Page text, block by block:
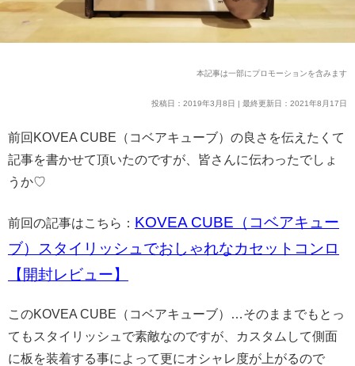
本記事は一部にプロモーションを含みます
投稿日：2019年3月8日 | 最終更新日：2021年8月17日
前回KOVEA CUBE（コベアキューブ）の良さを伝えたくて
記事を書かせて頂いたのですが、皆さんに伝わったでしょ
うか♡
前回の記事はこちら： KOVEA CUBE（コベアキュー
ブ）スタイリッシュでおしゃれなカセットコンロ
【開封レビュー】
このKOVEA CUBE（コベアキューブ）…そのままでもとっ
てもスタイリッシュで素敵なのですが、カスタムして側面
に板を装着する事によって更にオシャレ度が上がるので